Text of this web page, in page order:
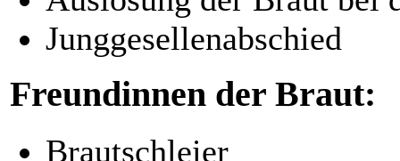
Junggesellenabschied
Freundinnen der Braut:
Brautschleier